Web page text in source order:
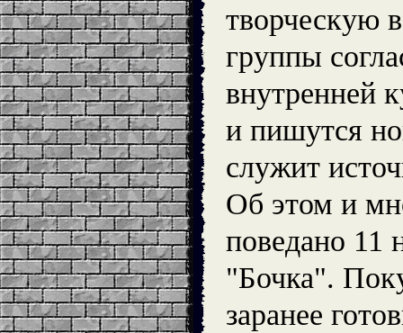
творческую
группы
внутренней
и пишутся
служит
Об этом и
поведано 11
"Бочка".
заранее